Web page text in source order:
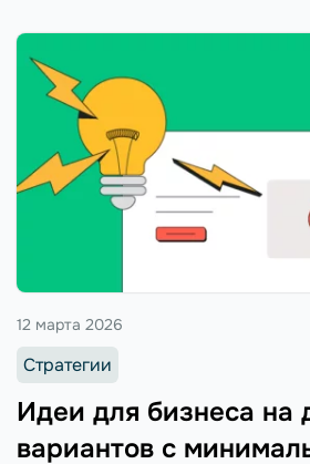
Идеи для бизнеса на
вариантов с
12 марта 2026
Стратегии